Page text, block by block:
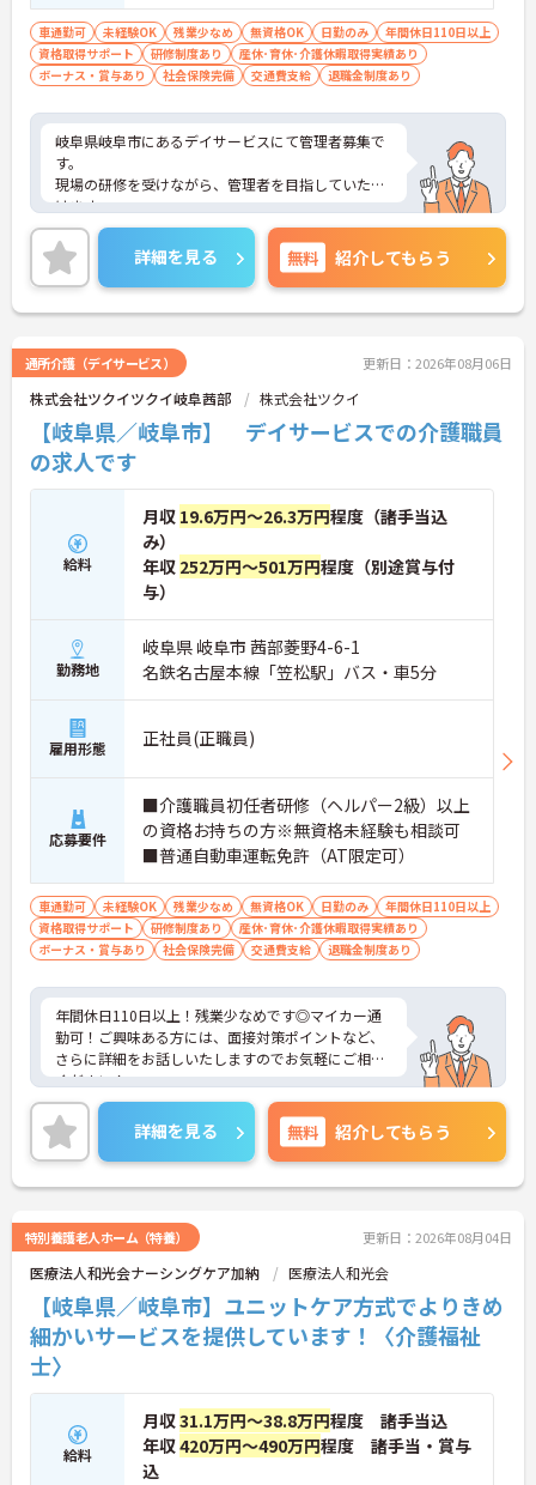
車通勤可 未経験OK 残業少なめ 無資格OK 日勤のみ
年間休日110日以上
資格取得サポート
研修制度あり
産休･育休･介護休暇取得実績あり
ボーナス・賞与あり
社会保険完備 交通費支給 退職金制度あり
岐阜県岐阜市にあるデイサービスにて管理者募集で
す。
現場の研修を受けながら、管理者を目指していただ
けます。
お休みや福利厚生も充実しておりますので、プライ
ベートも充実して過ごせます。
ご興味ある方は、ご連絡くださいませ。
詳細を見る 無料 紹介してもらう
通所介護（デイサービス） 更新日：2026年08月06日
株式会社ツクイツクイ岐阜茜部 株式会社ツクイ
【岐阜県／岐阜市】 デイサービスでの介護職員
の求人です
給料
月収 19.6万円～26.3万円程度（諸手当込
み）
年収 252万円～501万円程度（別途賞与付
与）
勤務地
岐阜県 岐阜市 茜部菱野4-6-1
名鉄名古屋本線「笠松駅」バス・車5分
雇用形態 正社員(正職員)
応募要件
■介護職員初任者研修（ヘルパー2級）以上
の資格お持ちの方※無資格未経験も相談可
■普通自動車運転免許（AT限定可）
車通勤可 未経験OK 残業少なめ 無資格OK 日勤のみ
年間休日110日以上
資格取得サポート
研修制度あり
産休･育休･介護休暇取得実績あり
ボーナス・賞与あり
社会保険完備 交通費支給 退職金制度あり
年間休日110日以上！残業少なめです◎マイカー通
勤可！ご興味ある方には、面接対策ポイントなど、
さらに詳細をお話しいたしますのでお気軽にご相談
ください！
詳細を見る 無料 紹介してもらう
特別養護老人ホーム（特養） 更新日：2026年08月04日
医療法人和光会ナーシングケア加納 医療法人和光会
【岐阜県／岐阜市】ユニットケア方式でよりきめ
細かいサービスを提供しています！〈介護福祉
士〉
給料
月収31.1万円～38.8万円程度 諸手当込
年収420万円～490万円程度 諸手当・賞与
込